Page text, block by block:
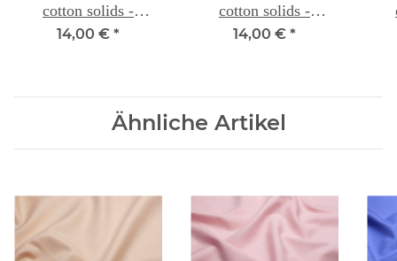
cotton solids -
14,00 € *
cotton solids -
MELON 035
14,00 € *
Ähnliche Artikel